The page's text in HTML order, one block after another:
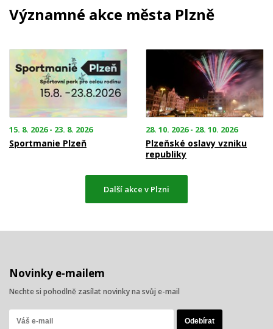
Významné akce města Plzně
15. 8. 2026 - 23. 8. 2026
Sportmanie Plzeň
28. 10. 2026 - 28. 10. 2026
Plzeňské oslavy vzniku
republiky
Další akce v Plzni
Novinky e-mailem
Nechte si pohodlně zasílat novinky na svůj e-mail